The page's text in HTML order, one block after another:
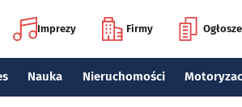
Imprezy Firmy
Nauka Nieruchomości